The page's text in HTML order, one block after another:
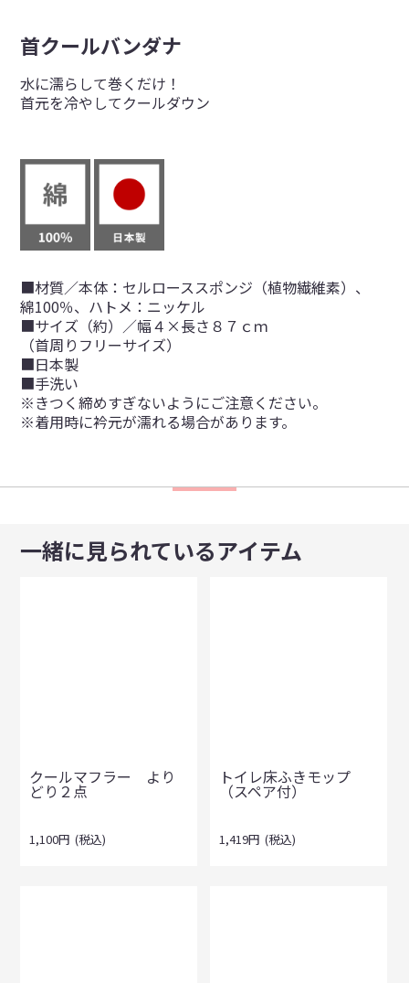
首クールバンダナ
水に濡らして巻くだけ！
首元を冷やしてクールダウン
■材質／本体：セルローススポンジ（植物繊維素）、
綿100％、ハトメ：ニッケル
■サイズ（約）／幅４×長さ８７ｃｍ
（首周りフリーサイズ）
■日本製
■手洗い
※きつく締めすぎないようにご注意ください。
※着用時に衿元が濡れる場合があります。
一緒に見られているアイテム
クールマフラー より
どり２点
1,100円 (税込)
トイレ床ふきモップ
（スペア付）
1,419円 (税込)